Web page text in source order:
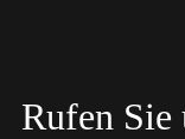
Rufen Sie